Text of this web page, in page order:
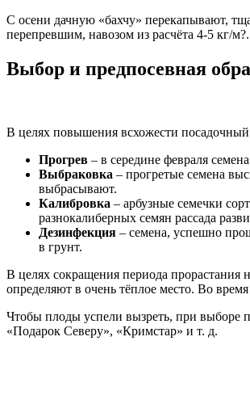
С осени дачную «бахчу» перекапывают,
перепревшим, навозом из расчёта 4-5 кг/
Выбор и предпосевная
В целях повышения всхожести
Прогрев – в середине февраля
Выбраковка – прогретые семена
выбрасывают.
Калибровка – арбузные семечки
разнокалиберных семян рассада
Дезинфекция – семена, успешно
в грунт.
В целях сокращения периода прорастания
определяют в очень тёплое место. Во
Чтобы плоды успели вызреть, при выборе
«Подарок Северу», «Кримстар» и т. д.